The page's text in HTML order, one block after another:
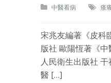
中醫看病 瘙
宋兆友編著《皮科
版社 歐陽恆著《中
人民衛生出版社
醫 […]